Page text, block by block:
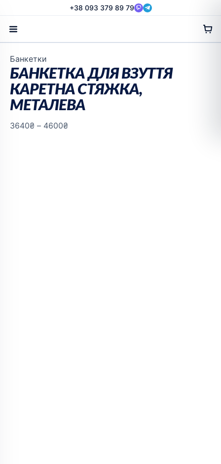
+38 093 379 89 79
вмісту
Банкетки
БАНКЕТКА ДЛЯ ВЗУТТЯ
КАРЕТНА СТЯЖКА,
МЕТАЛЕВА
3640₴ – 4600₴
від
3640₴
до